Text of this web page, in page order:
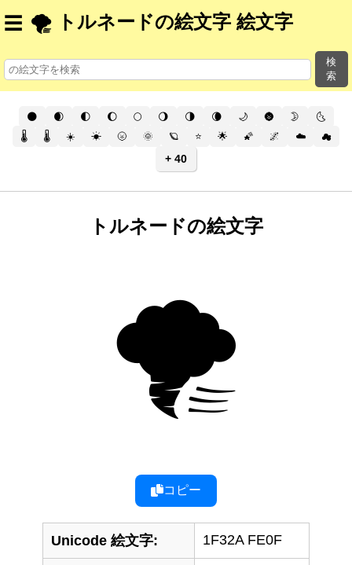
☰ 🌪️ トルネードの絵文字 絵文字
検
索
🌑 🌒 🌓 🌔 🌕 🌖 🌗 🌘 🌙 🌚 🌛
🌜
🌡️
🌡 ☀️ ☀ 🌝 🌞 🪐 ⭐ 🌟 🌠 🌌 ☁️ ☁
+ 40
トルネードの絵文字
🌪️
コピー
Unicode 絵文字: 1F32A FE0F